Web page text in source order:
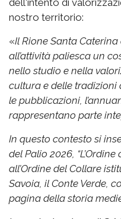
nostro territorio:
«Il Rione Santa Caterina
all’attività paliesca un
nello studio e nella
cultura e delle tradizioni
le pubblicazioni,
rappresentano parte
In questo contesto si
del Palio 2026,
all’Ordine del Collare
Savoia, il Conte Verde,
pagina della storia